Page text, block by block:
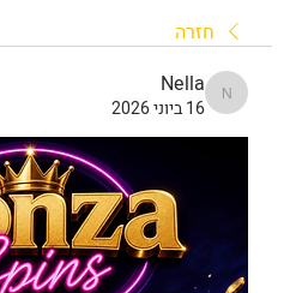
חזרה
Nella
Nella
16 ביוני 2026